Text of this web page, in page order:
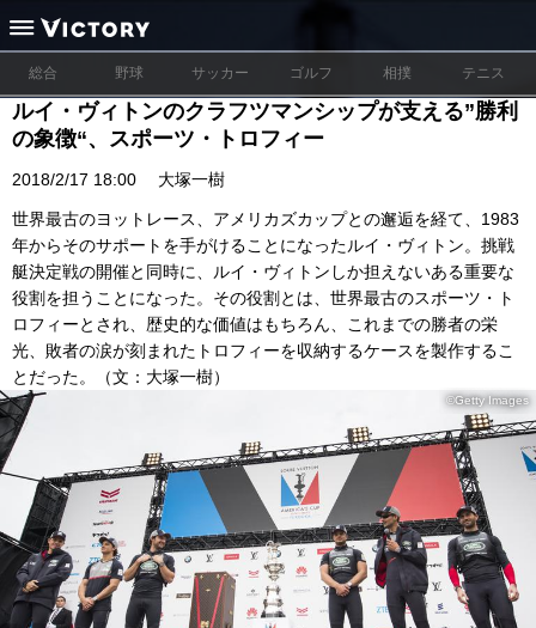
総合 野球 サッカー ゴルフ 相撲 テニス
ルイ・ヴィトンのクラフツマンシップが支える”勝利
の象徴“、スポーツ・トロフィー
2018/2/17 18:00 大塚一樹
世界最古のヨットレース、アメリカズカップとの邂逅を経て、1983
年からそのサポートを手がけることになったルイ・ヴィトン。挑戦
艇決定戦の開催と同時に、ルイ・ヴィトンしか担えないある重要な
役割を担うことになった。その役割とは、世界最古のスポーツ・ト
ロフィーとされ、歴史的な価値はもちろん、これまでの勝者の栄
光、敗者の涙が刻まれたトロフィーを収納するケースを製作するこ
とだった。（文：大塚一樹）
©Getty Images